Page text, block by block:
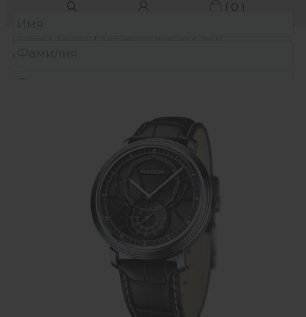
( 0 )
/ / /
/
Защита от автоматических сообщений
Подтвердите, что вы не робот: